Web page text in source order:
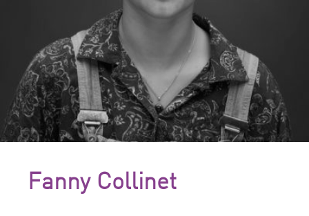
Fanny Collinet